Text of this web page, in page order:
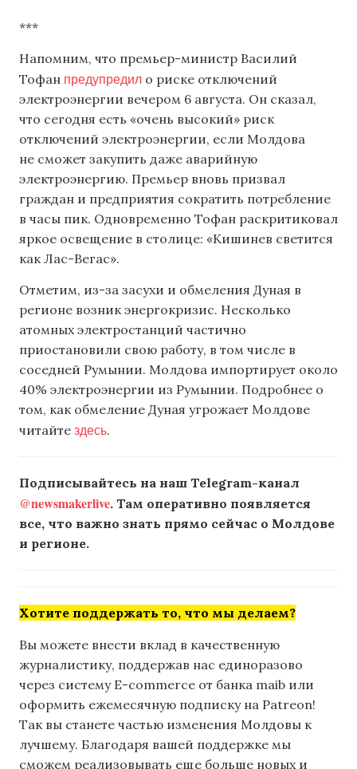
***
Напомним, что премьер-министр Василий
Тофан предупредил о риске отключений
электроэнергии вечером 6 августа. Он сказал,
что сегодня есть «очень высокий» риск
отключений электроэнергии, если Молдова
не сможет закупить даже аварийную
электроэнергию. Премьер вновь призвал
граждан и предприятия сократить потребление
в часы пик. Одновременно Тофан раскритиковал
яркое освещение в столице: «Кишинев светится
как Лас-Вегас».
Отметим, из-за засухи и обмеления Дуная в
регионе возник энергокризис. Несколько
атомных электростанций частично
приостановили свою работу, в том числе в
соседней Румынии. Молдова импортирует около
40% электроэнергии из Румынии. Подробнее о
том, как обмеление Дуная угрожает Молдове
читайте здесь.
Подписывайтесь на наш Telegram-канал
@newsmakerlive. Там оперативно появляется
все, что важно знать прямо сейчас о Молдове
и регионе.
Хотите поддержать то, что мы делаем?
Вы можете внести вклад в качественную
журналистику, поддержав нас единоразово
через систему E-commerce от банка maib или
оформить ежемесячную подписку на Patreon!
Так вы станете частью изменения Молдовы к
лучшему. Благодаря вашей поддержке мы
сможем реализовывать еще больше новых и